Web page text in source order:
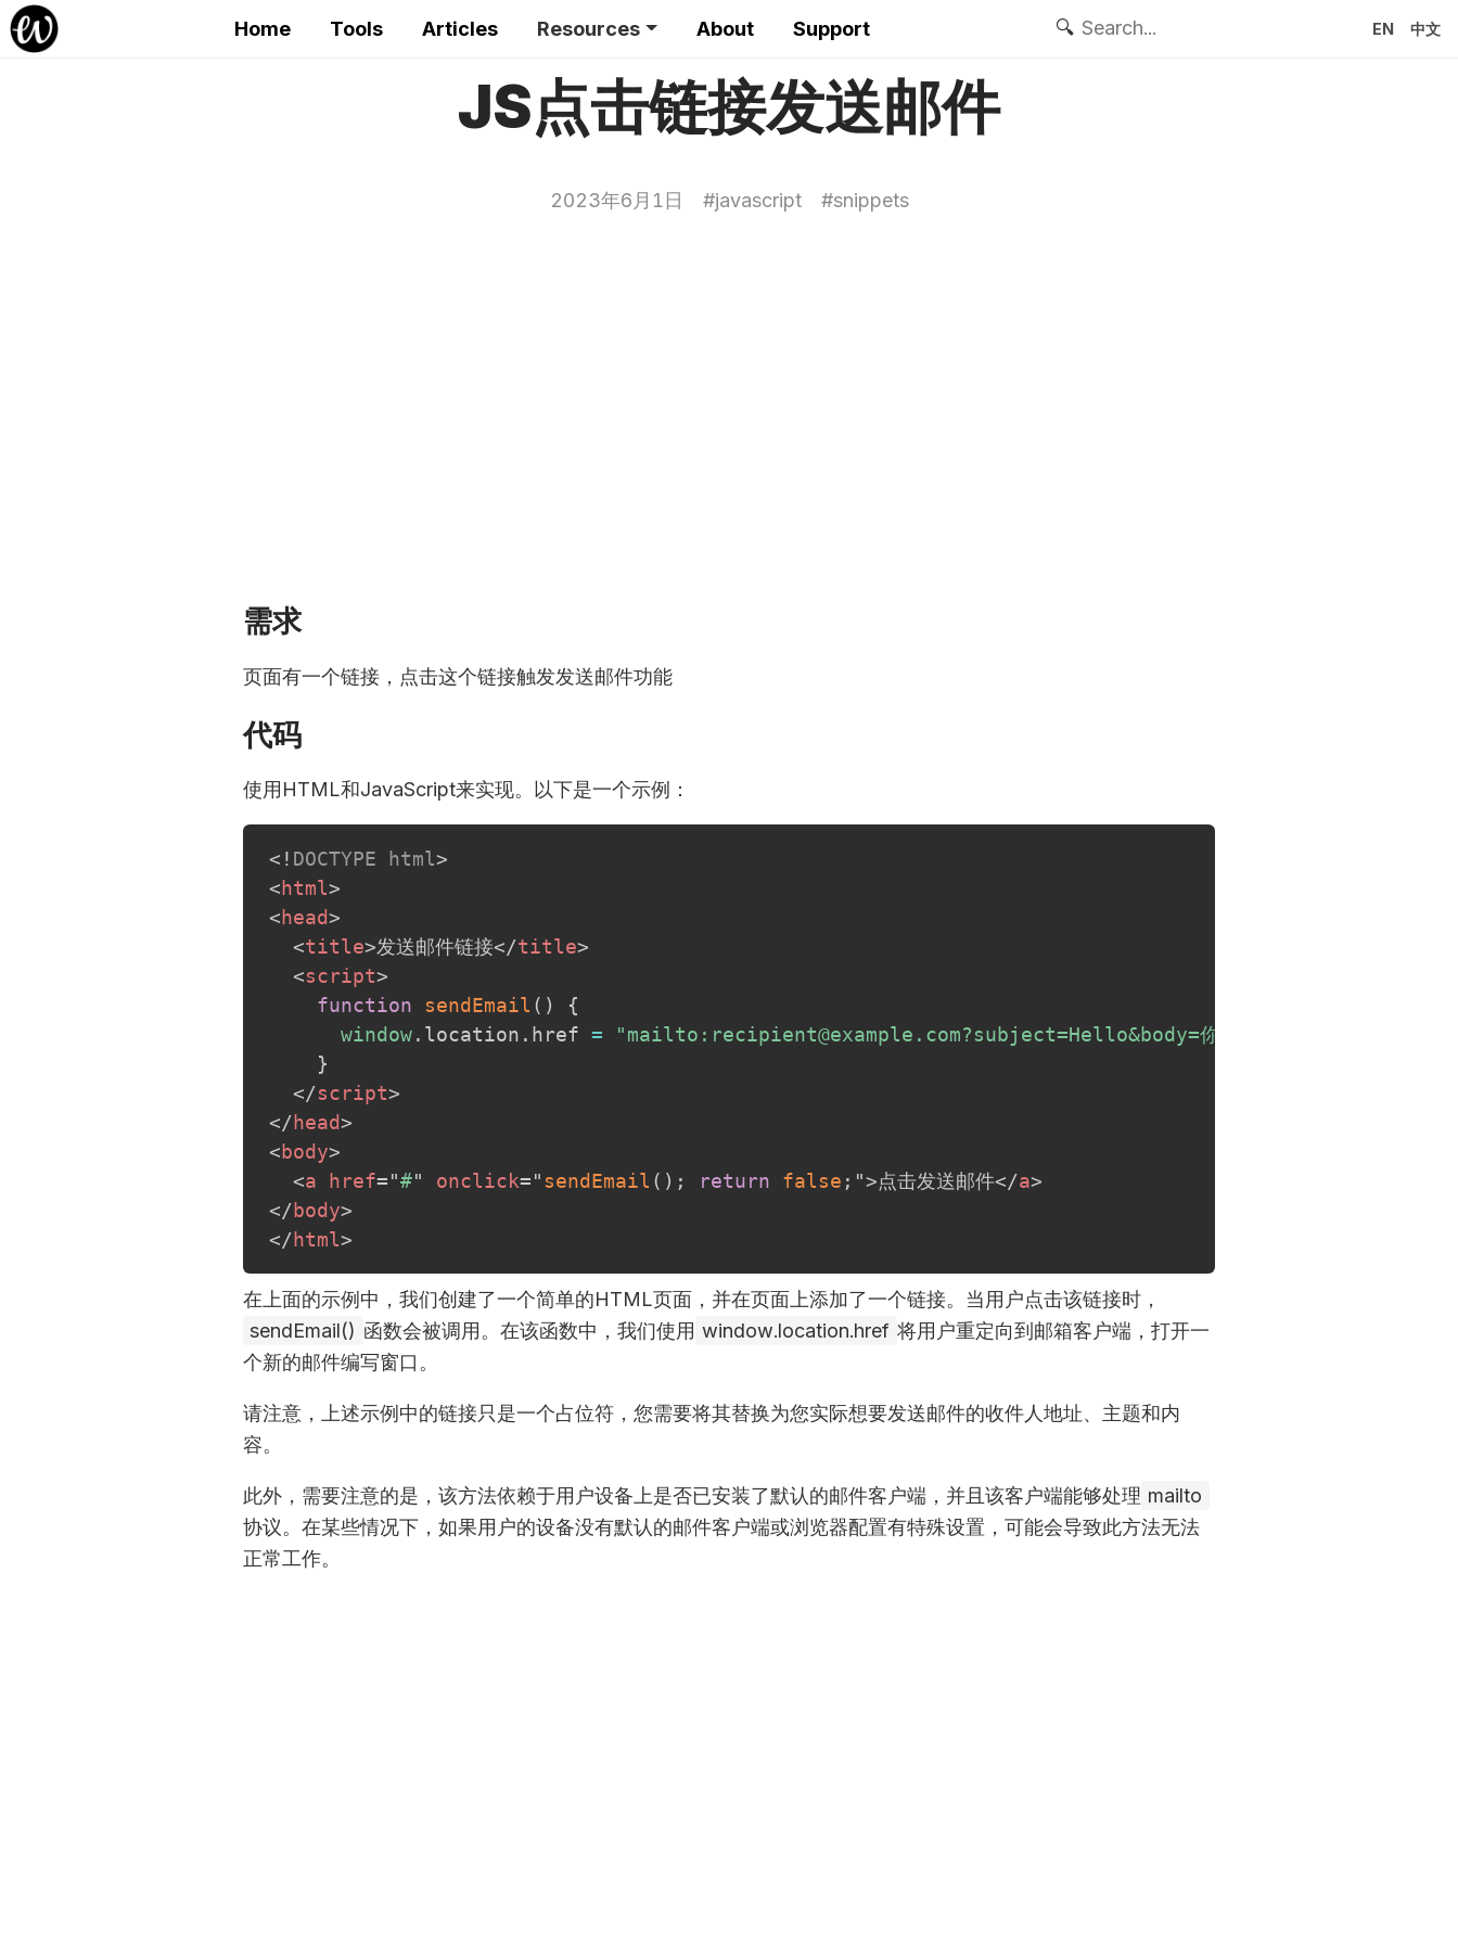
Home Tools Articles Resources About Support 🔍 EN 中文
JS点击链接发送邮件
2023年6月1日 #javascript #snippets
需求
页面有一个链接，点击这个链接触发发送邮件功能
代码
使用HTML和JavaScript来实现。以下是一个示例：
<! DOCTYPE html>
<html>
<head>
<title>发送邮件链接</title>
<script>
function
sendEmail ( )
{
window. location . href = "mailto:recipient@example.com?subject=Hello&body=你好，这是邮件内容。"
}
</script>
</head>
<body>
<a href="#" onclick="sendEmail ( ) ; return false ; ">点击发送邮件</a>
</body>
</html>
在上面的示例中，我们创建了一个简单的HTML页面，并在页面上添加了一个链接。当用户点击该链接时，
sendEmail() 函数会被调用。在该函数中，我们使用 window.location.href 将用户重定向到邮箱客户端，打开一
个新的邮件编写窗口。
请注意，上述示例中的链接只是一个占位符，您需要将其替换为您实际想要发送邮件的收件人地址、主题和内
容。
此外，需要注意的是，该方法依赖于用户设备上是否已安装了默认的邮件客户端，并且该客户端能够处理 mailto
协议。在某些情况下，如果用户的设备没有默认的邮件客户端或浏览器配置有特殊设置，可能会导致此方法无法
正常工作。